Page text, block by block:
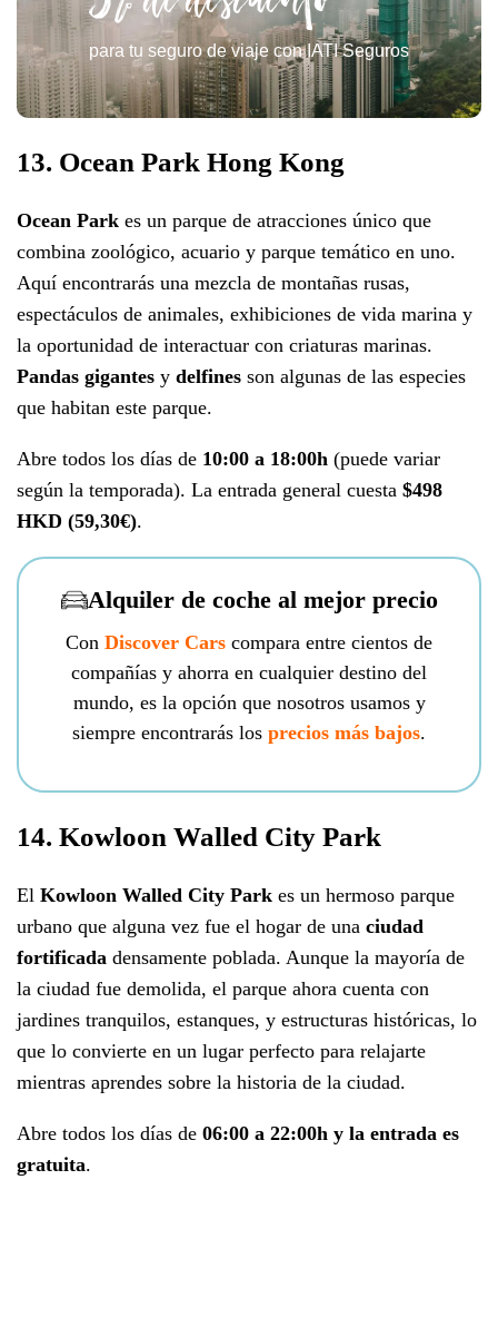
para tu seguro de viaje con IATI Seguros
13. Ocean Park Hong Kong
Ocean Park es un parque de atracciones único que
combina zoológico, acuario y parque temático en uno.
Aquí encontrarás una mezcla de montañas rusas,
espectáculos de animales, exhibiciones de vida marina y
la oportunidad de interactuar con criaturas marinas.
Pandas gigantes y delfines son algunas de las especies
que habitan este parque.
Abre todos los días de 10:00 a 18:00h (puede variar
según la temporada). La entrada general cuesta $498
HKD (59,30€).
Alquiler de coche al mejor precio
Con Discover Cars compara entre cientos de
compañías y ahorra en cualquier destino del
mundo, es la opción que nosotros usamos y
siempre encontrarás los precios más bajos.
14. Kowloon Walled City Park
El Kowloon Walled City Park es un hermoso parque
urbano que alguna vez fue el hogar de una ciudad
fortificada densamente poblada. Aunque la mayoría de
la ciudad fue demolida, el parque ahora cuenta con
jardines tranquilos, estanques, y estructuras históricas, lo
que lo convierte en un lugar perfecto para relajarte
mientras aprendes sobre la historia de la ciudad.
Abre todos los días de 06:00 a 22:00h y la entrada es
gratuita.